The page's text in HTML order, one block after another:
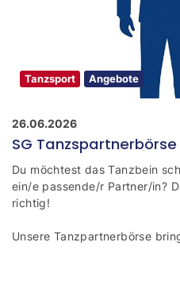
Tanzsport Angebote
26.06.2026
SG
Du möchtest das Tanzbein
ein/e passende/r Partner/in?
richtig!
Unsere Tanzpartnerbörse